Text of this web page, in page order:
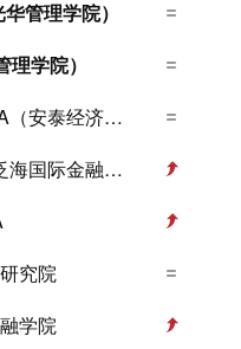
管理学院）
学院）
上海交通大学-MBA（安泰经济与管理学院）
复旦大学-MBA（泛海国际金融学院）
究院
学院